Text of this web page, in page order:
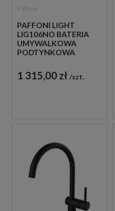
PAFFONI LIGHT
LIG106NO BATERIA
UMYWALKOWA
PODTYNKOWA
CZARNA
1 315,00 zł szt.